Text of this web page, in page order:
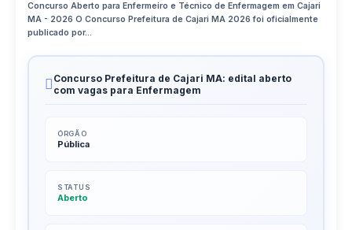
Concurso Aberto para Enfermeiro e Técnico de Enfermagem em Cajari
MA - 2026 O Concurso Prefeitura de Cajari MA 2026 foi oficialmente
publicado por...
Concurso Prefeitura de Cajari MA: edital aberto
com vagas para Enfermagem
ÓRGÃO
Pública
STATUS
Aberto